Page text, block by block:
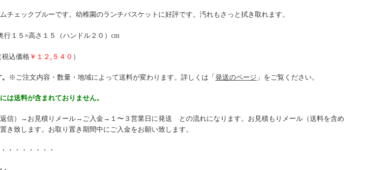
チェックブルーです。幼稚園のランチバスケットに好評です。汚れもさっと拭き取れます。
行１５×高さ１５（ハンドル２０）cm
税込価格￥１２,５４０ ）
※ご注文内容・数量・地域によって送料が変わります。詳しくは「発送のページ 」をご覧ください。
は送料が含まれておりません。
信）→お見積りメール→ご入金→１〜３営業日に発送 との流れになります。お見積もりメール（送料を含め
き致します。お取り置き期間中にご入金をお願い致します。
・・・・・・・